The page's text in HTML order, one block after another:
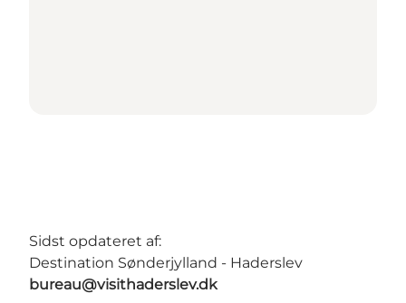
Sidst opdateret af:
Destination Sønderjylland - Haderslev
bureau@visithaderslev.dk